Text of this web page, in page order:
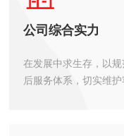
公司综合实力
在发展中求生存，以
后服务体系，切实维护